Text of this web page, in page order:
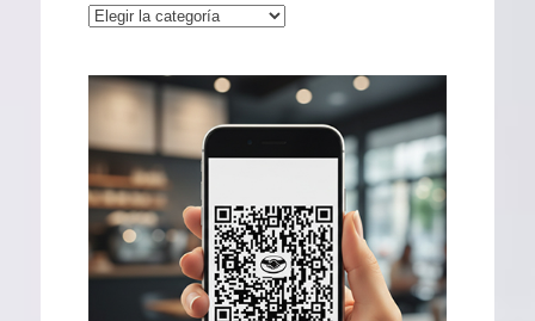
Categorías